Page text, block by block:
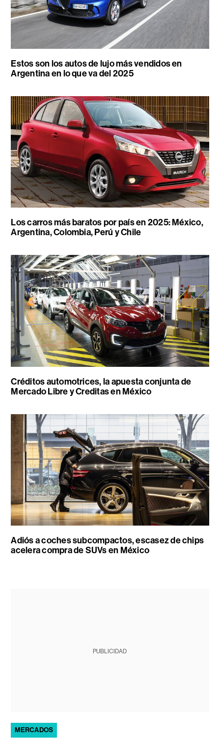
Estos son los autos de lujo más vendidos en
Argentina en lo que va del 2025
Los carros más baratos por país en 2025: México,
Argentina, Colombia, Perú y Chile
Créditos automotrices, la apuesta conjunta de
Mercado Libre y Creditas en México
Adiós a coches subcompactos, escasez de chips
acelera compra de SUVs en México
PUBLICIDAD
MERCADOS